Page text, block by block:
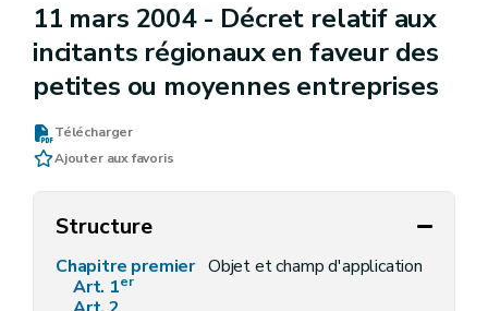
11 mars 2004 - Décret relatif aux
incitants régionaux en faveur des
petites ou moyennes entreprises
Télécharger
Ajouter aux favoris
Structure
Chapitre premier Objet et champ d'application
Art. 1er